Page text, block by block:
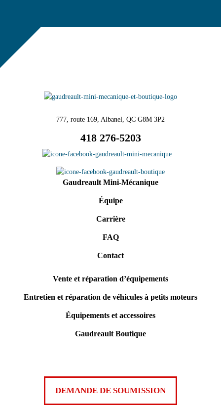
777, route 169, Albanel, QC G8M 3P2
418 276-5203
Gaudreault Mini-Mécanique
Équipe
Carrière
FAQ
Contact
Vente et réparation d’équipements
Entretien et réparation de véhicules à petits moteurs
Équipements et accessoires
Gaudreault Boutique
DEMANDE DE SOUMISSION